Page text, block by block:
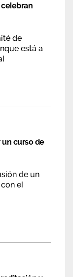
celebran
de
está a
un curso de
de un
el